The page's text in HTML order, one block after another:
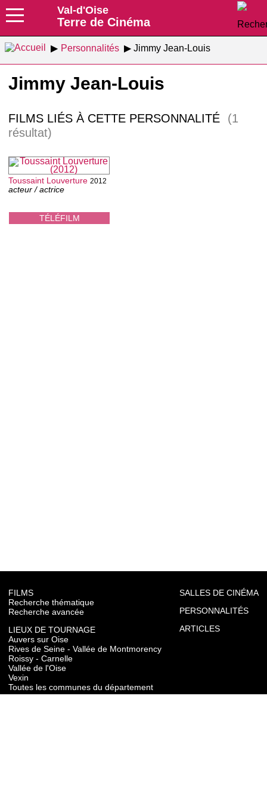
Val-d'Oise
Terre de Cinéma
Personnalités Jimmy Jean-Louis
Jimmy Jean-Louis
FILMS LIÉS À CETTE PERSONNALITÉ
(1
résultat)
TÉLÉFILM
Toussaint Louverture 2012
acteur / actrice
FILMS
Recherche thématique
Recherche avancée
LIEUX DE TOURNAGE
Auvers sur Oise
Rives de Seine - Vallée de Montmorency
Roissy - Carnelle
Vallée de l'Oise
Vexin
Toutes les communes du département
SALLES DE CINÉMA
PERSONNALITÉS
ARTICLES